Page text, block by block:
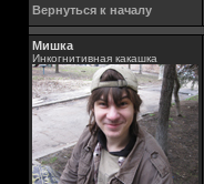
Вернуться к началу
Мишка
Инкогнитивная какашка